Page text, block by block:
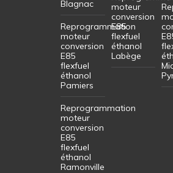
Blagnac
Reprogrammation
moteur
conversion
E85
flexfuel
éthanol
Pamiers
Reprogrammation
moteur
conversion
E85
flexfuel
éthanol
Ramonville
moteur
conversion
E85
flexfuel
éthanol
Labège